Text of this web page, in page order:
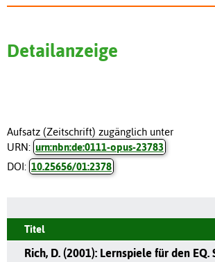
Detailanzeige
Aufsatz (Zeitschrift) zugänglich unter
URN: urn:nbn:de:0111-opus-23783
DOI: 10.25656/01:2378
Titel
Rich, D. (2001): Lernspiele für den EQ.